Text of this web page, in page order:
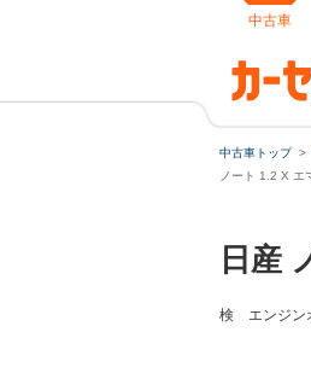
中古車
ノート
中古車トップ
ノート 1.2 X エ
日産
検 エンジン